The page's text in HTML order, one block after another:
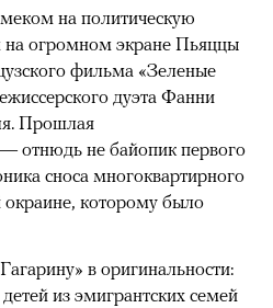
на политическую
на огромном экране Пьяццы
фильма «Зеленые
дуэта Фанни
Прошлая
отнюдь не байопик первого
сноса многоквартирного
которому было
в оригинальности:
из эмигрантских семей